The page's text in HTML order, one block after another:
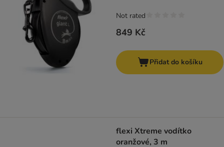
849 Kč
Not rated
Přidat do košíku
flexi Xtreme vodítko
oranžové, 3 m